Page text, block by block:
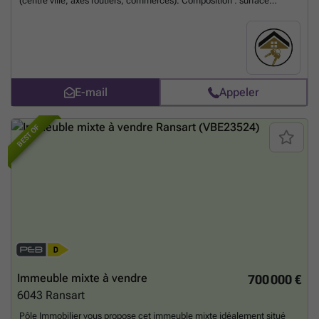
euros + précompte et provision de charges à définir en fonction de
En savoir
E-mail Appeler
BEST OF
700 000 €
Immeuble mixte à vendre
6043 Ransart
Pôle Immobilier vous propose cet immeuble mixte idéalement situé